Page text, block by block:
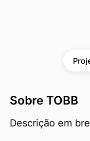
Sobre TOBB
Descrição em